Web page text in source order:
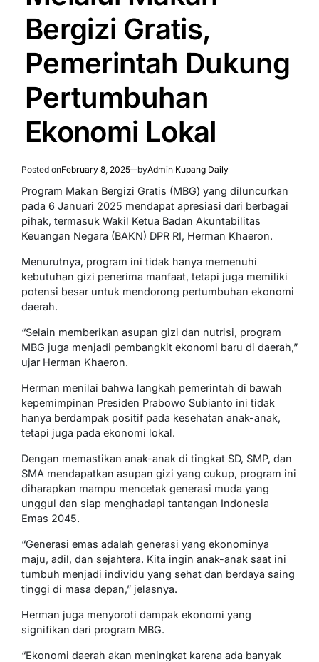
Bergizi Gratis,
Pemerintah Dukung
Pertumbuhan
Ekonomi Lokal
Posted onFebruary 8, 2025 byAdmin Kupang Daily
Program Makan Bergizi Gratis (MBG) yang diluncurkan
pada 6 Januari 2025 mendapat apresiasi dari berbagai
pihak, termasuk Wakil Ketua Badan Akuntabilitas
Keuangan Negara (BAKN) DPR RI, Herman Khaeron.
Menurutnya, program ini tidak hanya memenuhi
kebutuhan gizi penerima manfaat, tetapi juga memiliki
potensi besar untuk mendorong pertumbuhan ekonomi
daerah.
“Selain memberikan asupan gizi dan nutrisi, program
MBG juga menjadi pembangkit ekonomi baru di daerah,”
ujar Herman Khaeron.
Herman menilai bahwa langkah pemerintah di bawah
kepemimpinan Presiden Prabowo Subianto ini tidak
hanya berdampak positif pada kesehatan anak-anak,
tetapi juga pada ekonomi lokal.
Dengan memastikan anak-anak di tingkat SD, SMP, dan
SMA mendapatkan asupan gizi yang cukup, program ini
diharapkan mampu mencetak generasi muda yang
unggul dan siap menghadapi tantangan Indonesia
Emas 2045.
“Generasi emas adalah generasi yang ekonominya
maju, adil, dan sejahtera. Kita ingin anak-anak saat ini
tumbuh menjadi individu yang sehat dan berdaya saing
tinggi di masa depan,” jelasnya.
Herman juga menyoroti dampak ekonomi yang
signifikan dari program MBG.
“Ekonomi daerah akan meningkat karena ada banyak